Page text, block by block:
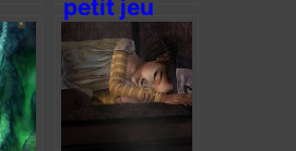
petit jeu
mais une
bonne dose
de fun